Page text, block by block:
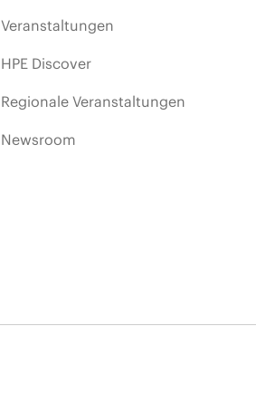
Veranstaltungen
HPE Discover
Regionale Veranstaltungen
Newsroom